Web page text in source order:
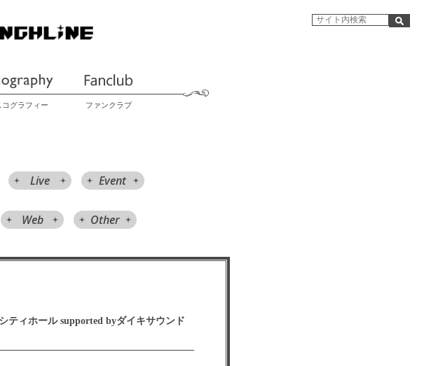
コグラフィー ファンクラブ
Live Event
Web Other
ティホール supported byダイキサウンド